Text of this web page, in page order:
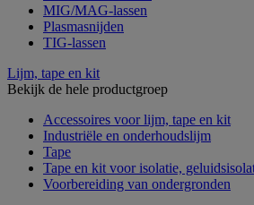
MIG/MAG-lassen
Plasmasnijden
TIG-lassen
Lijm, tape en kit
Bekijk de hele productgroep
Accessoires voor lijm, tape en kit
Industriële en onderhoudslijm
Tape
Tape en kit voor isolatie,
Voorbereiding van ondergronden